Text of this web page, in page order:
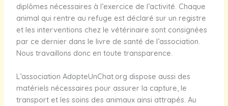
diplômes nécessaires à l’exercice de l’activité. Chaque
animal qui rentre au refuge est déclaré sur un registre
et les interventions chez le vétérinaire sont consignées
par ce dernier dans le livre de santé de l’association.
Nous travaillons donc en toute transparence.
L’association AdopteUnChat.org dispose aussi des
matériels nécessaires pour assurer la capture, le
transport et les soins des animaux ainsi attrapés. Au